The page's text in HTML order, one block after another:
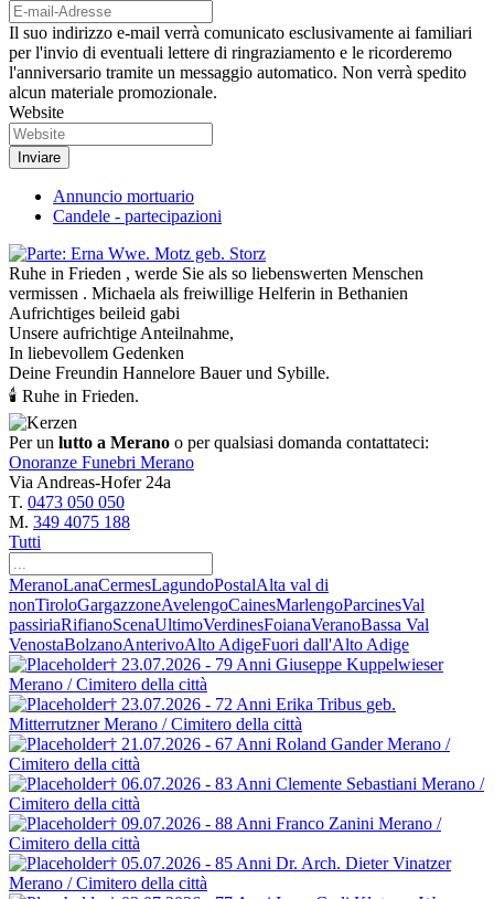
Il suo indirizzo e-mail verrà comunicato esclusivamente ai familiari
per l'invio di eventuali lettere di ringraziamento e le ricorderemo
l'anniversario tramite un messaggio automatico. Non verrà spedito
alcun materiale promozionale.
Website
Annuncio mortuario
Candele - partecipazioni
Ruhe in Frieden , werde Sie als so liebenswerten Menschen
vermissen . Michaela als freiwillige Helferin in Bethanien
Aufrichtiges beileid gabi
Unsere aufrichtige Anteilnahme,
In liebevollem Gedenken
Deine Freundin Hannelore Bauer und Sybille.
🕯 Ruhe in Frieden.
Per un lutto a Merano o per qualsiasi domanda contattateci:
Onoranze Funebri Merano
Via Andreas-Hofer 24a
T. 0473 050 050
M. 349 4075 188
Tutti
MeranoLanaCermesLagundoPostalAlta val di
nonTiroloGargazzoneAvelengoCainesMarlengoParcinesVal
passiriaRifianoScenaUltimoVerdinesFoianaVeranoBassa Val
VenostaBolzanoAnterivoAlto AdigeFuori dall'Alto Adige
† 23.07.2026 - 79 Anni Giuseppe Kuppelwieser
Merano / Cimitero della città
† 23.07.2026 - 72 Anni Erika Tribus geb.
MitterrutznerMerano / Cimitero della città
† 21.07.2026 - 67 Anni Roland GanderMerano /
Cimitero della città
† 06.07.2026 - 83 Anni Clemente Sebastiani Merano /
Cimitero della città
† 09.07.2026 - 88 Anni Franco Zanini Merano /
Cimitero della città
† 05.07.2026 - 85 Anni Dr. Arch. Dieter Vinatzer
Merano / Cimitero della città